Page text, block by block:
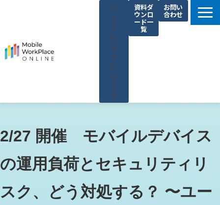
0
1
2
0-
6
8
2-
0
8
9
資料ダ
ウンロ
ード一
覧
お問い
合わせ
解決できる課題
コネクシオの強み
導入事例
法人携帯お役立ち情報
セミナー・イベント情報
2/27 開催　モバイルデバイス
の運用負荷とセキュリティリ
スク、どう対処する？ 〜ユー